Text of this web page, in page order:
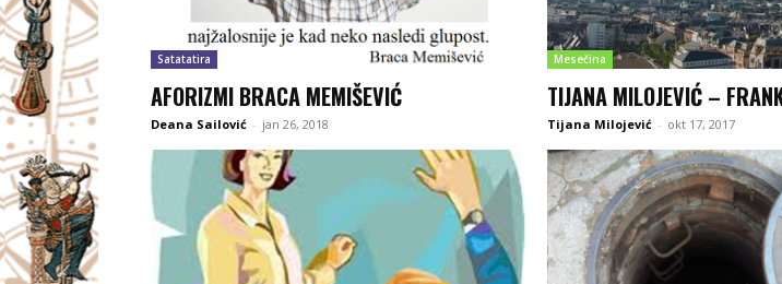
Satatatira
AFORIZMI BRACA MEMIŠEVIĆ
Deana Sailović - jan 26, 2018
Mesečina
TIJANA MILOJEVIĆ –
Tijana Milojević - okt 17, 2017